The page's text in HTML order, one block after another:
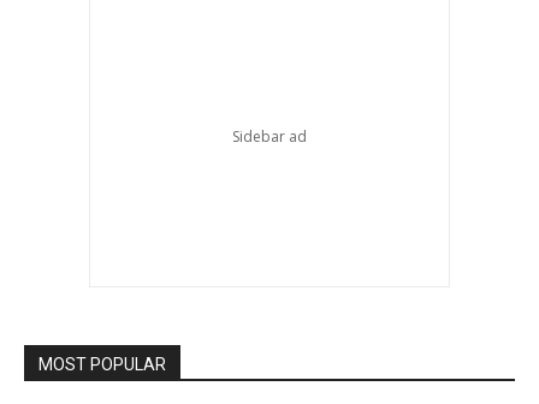
MOST POPULAR